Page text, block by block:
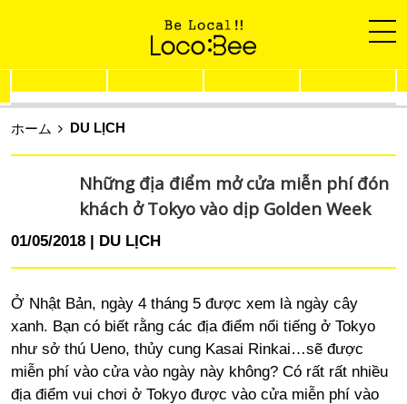
ホーム DU LỊCH
Những địa điểm mở cửa miễn phí đón
khách ở Tokyo vào dịp Golden Week
01/05/2018 DU LỊCH
Ở Nhật Bản, ngày 4 tháng 5 được xem là ngày cây
xanh. Bạn có biết rằng các địa điểm nổi tiếng ở Tokyo
như sở thú Ueno, thủy cung Kasai Rinkai…sẽ được
miễn phí vào cửa vào ngày này không? Có rất rất nhiều
địa điểm vui chơi ở Tokyo được vào cửa miễn phí vào